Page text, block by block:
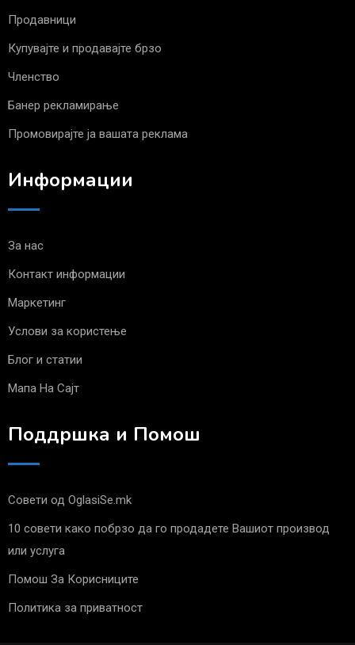
Продавници
Купувајте и продавајте брзо
Членство
Банер рекламирање
Промовирајте ја вашата реклама
Информации
За нас
Контакт информации
Маркетинг
Услови за користење
Блог и статии
Мапа На Сајт
Поддршка и Помош
Совети од OglasiSe.mk
10 совети како побрзо да го продадете Вашиот производ
или услуга
Помош За Корисниците
Политика за приватност